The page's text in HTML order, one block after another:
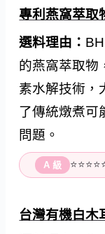
專利燕窩萃取
選料理由：
的燕窩萃取物
素水解技術，
了傳統燉煮可
問題。
A 級
台灣有機白木